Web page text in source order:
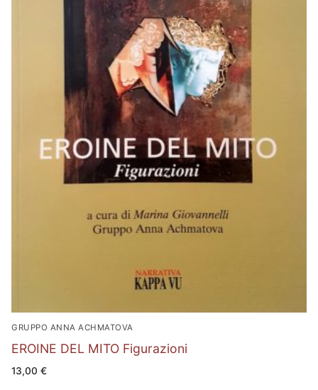
GRUPPO ANNA ACHMATOVA
EROINE DEL MITO Figurazioni
13,00 €